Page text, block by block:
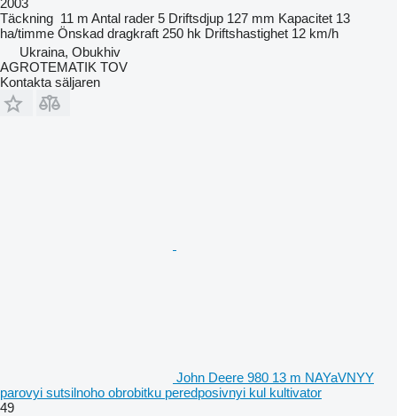
2003
Täckning 11 m Antal rader 5 Driftsdjup 127 mm Kapacitet 13
ha/timme Önskad dragkraft 250 hk Driftshastighet 12 km/h
Ukraina, Obukhiv
AGROTEMATIK TOV
Kontakta säljaren
John Deere 980 13 m NAYaVNYY
parovyi sutsilnoho obrobitku peredposivnyi kul kultivator
49